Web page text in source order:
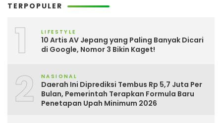
TERPOPULER
1 LIFESTYLE
10 Artis AV Jepang yang Paling Banyak Dicari
di Google, Nomor 3 Bikin Kaget!
2 NASIONAL
Daerah Ini Diprediksi Tembus Rp 5,7 Juta Per
Bulan, Pemerintah Terapkan Formula Baru
Penetapan Upah Minimum 2026